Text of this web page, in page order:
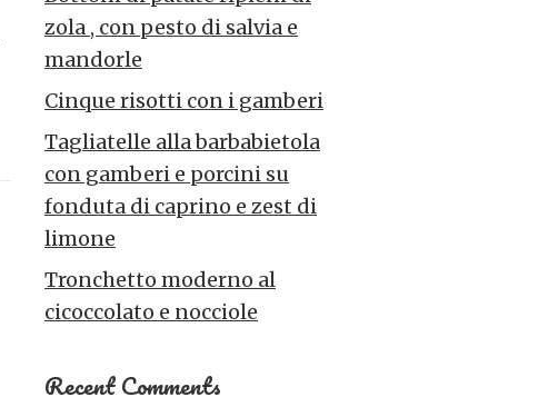
zola , con pesto di salvia e
mandorle
Cinque risotti con i gamberi
Tagliatelle alla barbabietola
con gamberi e porcini su
fonduta di caprino e zest di
limone
Tronchetto moderno al
cicoccolato e nocciole
Recent Comments